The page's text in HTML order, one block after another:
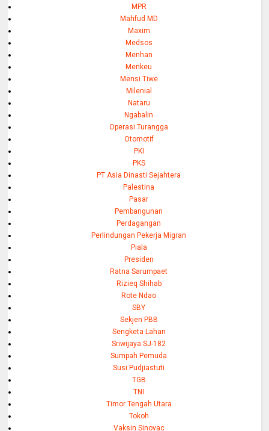
MPR
Mahfud MD
Maxim
Medsos
Menhan
Menkeu
Mensi Tiwe
Milenial
Nataru
Ngabalin
Operasi Turangga
Otomotif
PKI
PKS
PT Asia Dinasti Sejahtera
Palestina
Pasar
Pembangunan
Perdagangan
Perlindungan Pekerja Migran
Piala
Presiden
Ratna Sarumpaet
Rizieq Shihab
Rote Ndao
SBY
Sekjen PBB
Sengketa Lahan
Sriwijaya SJ-182
Sumpah Pemuda
Susi Pudjiastuti
TGB
TNI
Timor Tengah Utara
Tokoh
Vaksin Sinovac